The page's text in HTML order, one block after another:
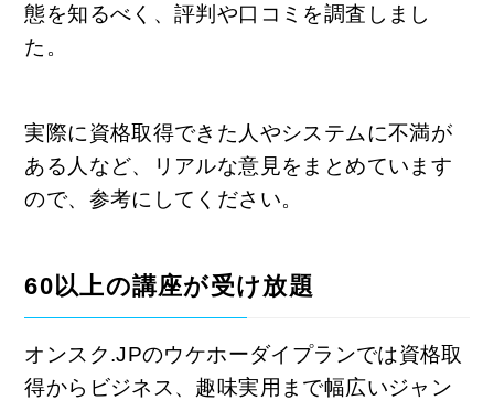
態を知るべく、評判や口コミを調査しまし
た。
実際に資格取得できた人やシステムに不満が
ある人など、リアルな意見をまとめています
ので、参考にしてください。
60以上の講座が受け放題
オンスク.JPのウケホーダイプランでは資格取
得からビジネス、趣味実用まで幅広いジャン